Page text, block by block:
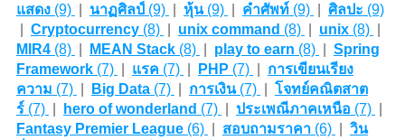
แสดง(9) นาฏศิลป์ (9) หุ้น(9) คำศัพท์(9) ศิลปะ (9)
Cryptocurrency(8) unix command (8) unix(8)
MIR4(8) MEAN Stack(8) play to earn (8)
Spring
Framework(7) แรค (7) PHP (7)
การเขียนเรียง
ความ (7) Big Data(7) การเงิน(7)
โจทย์คณิตสาต
ร์(7) hero of wonderland (7) ประเพณีภาคเหนือ (7)
Fantasy Premier League(6) สอบถามราคา(6)
วิน